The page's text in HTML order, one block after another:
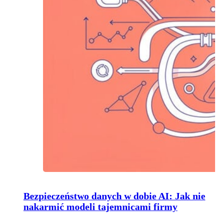
Bezpieczeństwo danych w dobie AI: Jak nie
nakarmić modeli tajemnicami firmy